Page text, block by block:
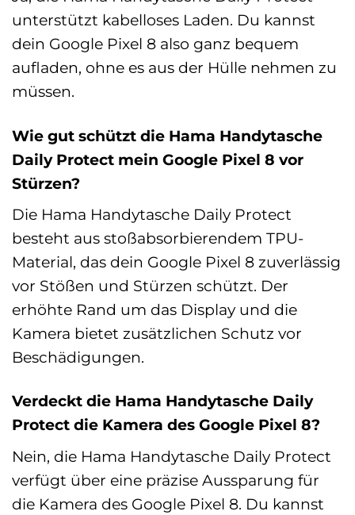
unterstützt kabelloses Laden. Du kannst
dein Google Pixel 8 also ganz bequem
aufladen, ohne es aus der Hülle nehmen zu
müssen.
Wie gut schützt die Hama Handytasche
Daily Protect mein Google Pixel 8 vor
Stürzen?
Die Hama Handytasche Daily Protect
besteht aus stoßabsorbierendem TPU-
Material, das dein Google Pixel 8 zuverlässig
vor Stößen und Stürzen schützt. Der
erhöhte Rand um das Display und die
Kamera bietet zusätzlichen Schutz vor
Beschädigungen.
Verdeckt die Hama Handytasche Daily
Protect die Kamera des Google Pixel 8?
Nein, die Hama Handytasche Daily Protect
verfügt über eine präzise Aussparung für
die Kamera des Google Pixel 8. Du kannst